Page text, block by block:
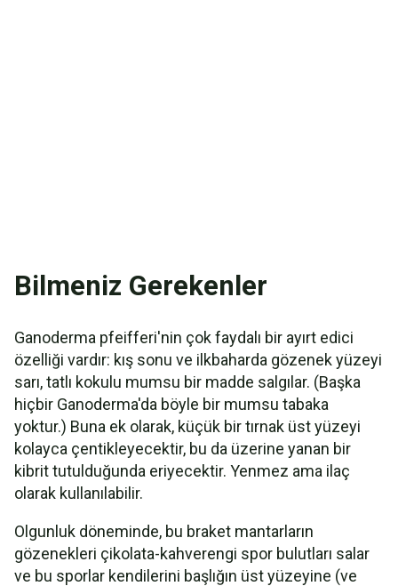
Bilmeniz Gerekenler
Ganoderma pfeifferi'nin çok faydalı bir ayırt edici
özelliği vardır: kış sonu ve ilkbaharda gözenek yüzeyi
sarı, tatlı kokulu mumsu bir madde salgılar. (Başka
hiçbir Ganoderma'da böyle bir mumsu tabaka
yoktur.) Buna ek olarak, küçük bir tırnak üst yüzeyi
kolayca çentikleyecektir, bu da üzerine yanan bir
kibrit tutulduğunda eriyecektir. Yenmez ama ilaç
olarak kullanılabilir.
Olgunluk döneminde, bu braket mantarların
gözenekleri çikolata-kahverengi spor bulutları salar
ve bu sporlar kendilerini başlığın üst yüzeyine (ve